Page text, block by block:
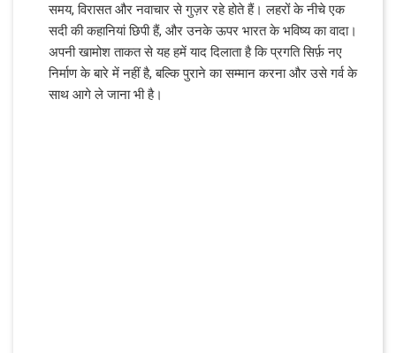
समय, विरासत और नवाचार से गुज़र रहे होते हैं। लहरों के नीचे एक
सदी की कहानियां छिपी हैं, और उनके ऊपर भारत के भविष्य का वादा।
अपनी खामोश ताकत से यह हमें याद दिलाता है कि प्रगति सिर्फ़ नए
निर्माण के बारे में नहीं है, बल्कि पुराने का सम्मान करना और उसे गर्व के
साथ आगे ले जाना भी है।